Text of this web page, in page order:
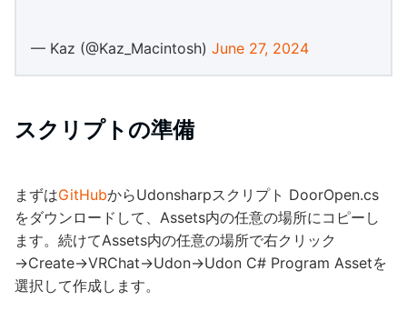
— Kaz (@Kaz_Macintosh) June 27, 2024
スクリプトの準備
まずはGitHubからUdonsharpスクリプト DoorOpen.cs
をダウンロードして、Assets内の任意の場所にコピーし
ます。続けてAssets内の任意の場所で右クリック
→Create→VRChat→Udon→Udon C# Program Assetを
選択して作成します。